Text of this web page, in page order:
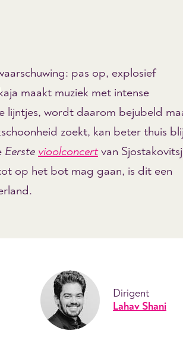
pas op, explosief
maakt muziek met intense
lijntjes, wordt daarom bejubeld
zoekt, kan beter thuis
Eerste vioolconcertvan Sjostakovitsj
op het bot mag gaan, is dit een
Dirigent
Lahav Shani